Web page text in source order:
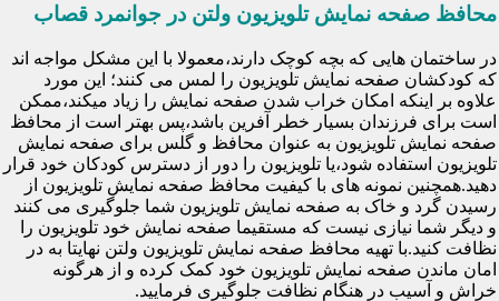
محافظ صفحه نمایش تلویزیون ولتن در جوانمرد قصاب
در ساختمان هایی که بچه کوچک دارند،معمولا با این مشکل مواجه اند
که کودکشان صفحه نمایش تلویزیون را لمس می کنند؛ این مورد
علاوه بر اینکه امکان خراب شدن صفحه نمایش را زیاد میکند،ممکن
است برای فرزندان بسیار خطر آفرین باشد،پس بهتر است از محافظ
صفحه نمایش تلویزیون به عنوان محافظ و گلس برای صفحه نمایش
تلویزیون استفاده شود،یا تلویزیون را دور از دسترس کودکان خود قرار
دهید.همچنین نمونه های با کیفیت محافظ صفحه نمایش تلویزیون از
رسیدن گرد و خاک به صفحه نمایش تلویزیون شما جلوگیری می کنند
و دیگر شما نیازی نیست که مستقیما صفحه نمایش خود تلویزیون را
نظافت کنید.با تهیه محافظ صفحه نمایش تلویزیون ولتن نهایتا به در
امان ماندن صفحه نمایش تلویزیون خود کمک کرده و از هرگونه
خراش و آسیب در هنگام نظافت جلوگیری فرمایید.